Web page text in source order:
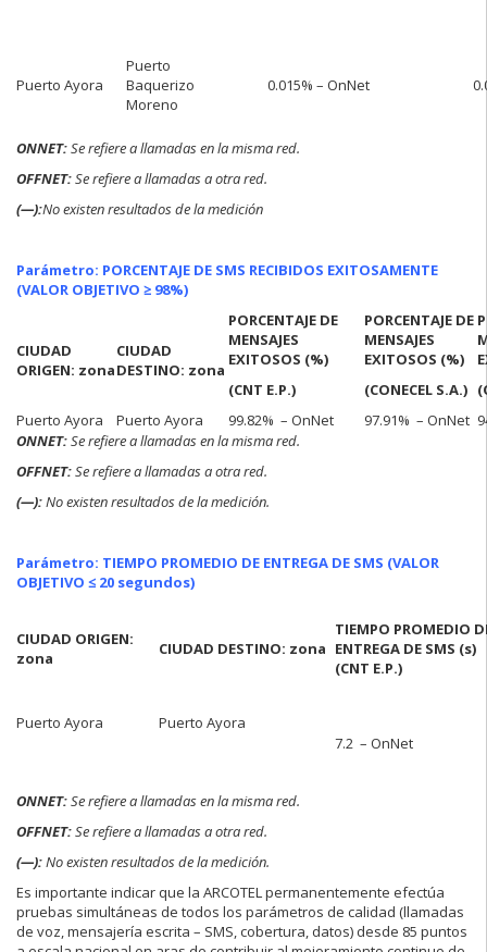
Puerto Ayora
Puerto
Baquerizo
Moreno
0.015% – OnNet
ONNET:Se refiere a llamadas en la misma red.
OFFNET:Se refiere a llamadas a otra red.
(—):No existen resultados de la medición
Parámetro: PORCENTAJE DE SMS RECIBIDOS EXITOSAMENTE
(VALOR OBJETIVO ≥ 98%)
CIUDAD
ORIGEN: zona
CIUDAD
DESTINO: zona
PORCENTAJE DE
MENSAJES
EXITOSOS (%)
(CNT E.P.)
PORCENTAJE DE
MENSAJES
EXITOSOS (%)
(CONECEL S.A.)
Puerto Ayora
Puerto Ayora 99.82% – OnNet 97.91% – OnNet
ONNET:Se refiere a llamadas en la misma red.
OFFNET:Se refiere a llamadas a otra red.
(—):No existen resultados de la medición.
Parámetro: TIEMPO PROMEDIO DE ENTREGA DE SMS (VALOR
OBJETIVO ≤ 20 segundos)
CIUDAD ORIGEN:
zona
CIUDAD DESTINO: zona
TIEMPO PROMEDIO
ENTREGA DE SMS (s)
(CNT E.P.)
Puerto Ayora
Puerto Ayora
7.2 – OnNet
ONNET:Se refiere a llamadas en la misma red.
OFFNET:Se refiere a llamadas a otra red.
(—):No existen resultados de la medición.
Es importante indicar que la ARCOTEL permanentemente efectúa
pruebas simultáneas de todos los parámetros de calidad (llamadas
de voz, mensajería escrita – SMS, cobertura, datos) desde 85 puntos